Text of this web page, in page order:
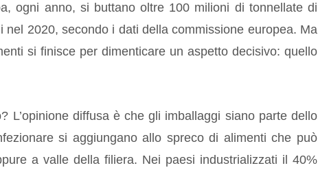
ogni anno, si buttano oltre 100 milioni di tonnellate di
2020, secondo i dati della commissione europea. Ma
si finisce per dimenticare un aspetto decisivo: quello
L’opinione diffusa è che gli imballaggi siano parte dello
si aggiungano allo spreco di alimenti che può
a valle della filiera. Nei paesi industrializzati il 40%